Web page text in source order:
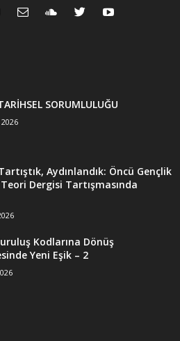
SORUMLULUĞU
Aydınlandık: Öncü Gençlik
Dergisi Tartışmasında
Kodlarına Dönüş
Yeni Eşik – 2